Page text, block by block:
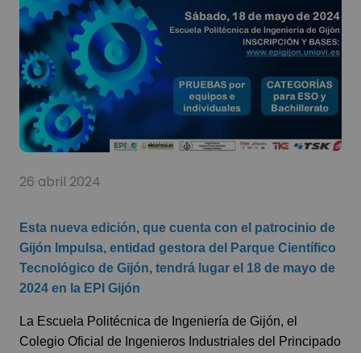
26 abril 2024
Esta nueva edición, que cuenta con el patrocinio de
Gijón Impulsa, entidad gestora del Parque Científico
Tecnológico de Gijón, tendrá lugar el 18 de mayo de
2024 en la EPI Gijón
La Escuela Politécnica de Ingeniería de Gijón, el
Colegio Oficial de Ingenieros Industriales del Principado